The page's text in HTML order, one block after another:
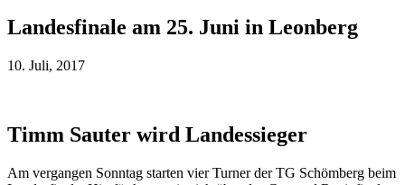
Landesfinale am 25. Juni in Leonberg
10. Juli, 2017
Timm Sauter wird Landessieger
Am vergangen Sonntag starten vier Turner der TG Schömberg beim